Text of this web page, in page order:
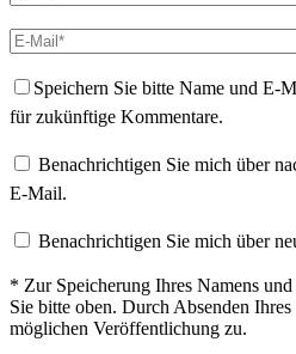
Speichern Sie bitte Name und E-
für zukünftige Kommentare.
Benachrichtigen Sie mich über
E-Mail.
Benachrichtigen Sie mich über
* Zur Speicherung Ihres Namens
Sie bitte oben. Durch Absenden
möglichen Veröffentlichung zu.